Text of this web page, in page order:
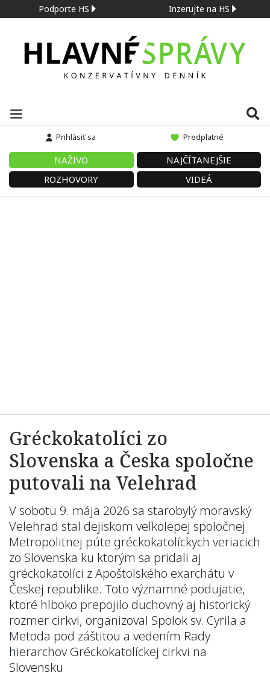
Podporte HS Inzerujte na HS
Prihlásiť sa Predplatné
NAŽIVO
NAJČÍTANEJŠIE
ROZHOVORY
VIDEÁ
Gréckokatolíci zo
Slovenska a Česka spoločne
putovali na Velehrad
V sobotu 9. mája 2026 sa starobylý moravský
Velehrad stal dejiskom veľkolepej spoločnej
Metropolitnej púte gréckokatolíckych veriacich
zo Slovenska ku ktorým sa pridali aj
gréckokatolíci z Apoštolského exarchátu v
Českej republike. Toto významné podujatie,
ktoré hlboko prepojilo duchovný aj historický
rozmer cirkvi, organizoval Spolok sv. Cyrila a
Metoda pod záštitou a vedením Rady
hierarchov Gréckokatolíckej cirkvi na
Slovensku